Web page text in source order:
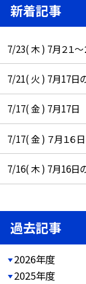
新着記事
7/23( 木 ) 7月２１
7/21( 火 ) 7月17日
7/17( 金 ) 7月17日
7/17( 金 ) ７月１６
7/16( 木 ) 7月16日
過去記事
2026年度
2025年度